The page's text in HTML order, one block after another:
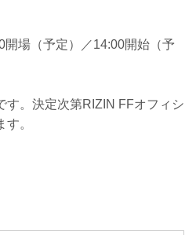
場（予定）／14:00開始（予
。決定次第RIZIN FFオフィシ
。